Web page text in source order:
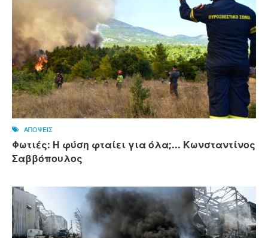
ΑΠΟΨΕΙΣ
Φωτιές: Η φύση φταίει για όλα;... Κωνσταντίνος
Σαββόπουλος